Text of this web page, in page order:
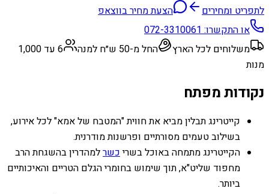
לתפריט ומחירים
הצעת מחיר בווצאפ
או התקשרו:072-3310061
משלוחים לכל הארץ
החל מ-50 ש״ח למנה
6 עד 1,000
מנות
נקודות מפתח
קייטרינג תבלין מביא את חווית "המטבח של אמא" לכל אירוע,
בשילוב טעמים מסורתיים ופרשנות מודרנית.
הקייטרינג מתמחה באוכל בשרי כשרלמהדרין בהשגחת הרב
מחפוד שליט"א, תוך שימוש בחומרי הגלם הטריים והאיכותיים
ביותר.